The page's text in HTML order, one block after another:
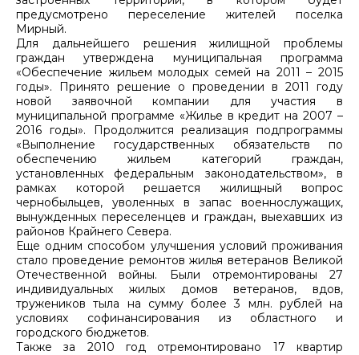
предусмотрено переселение жителей поселка
Мирный.
Для дальнейшего решения жилищной проблемы
граждан утверждена муниципальная программа
«Обеспечение жильем молодых семей на 2011 – 2015
годы». Принято решение о проведении в 2011 году
новой заявочной компании для участия в
муниципальной программе «Жилье в кредит на 2007 –
2016 годы». Продолжится реализация подпрограммы
«Выполнение государственных обязательств по
обеспечению жильем категорий граждан,
установленных федеральным законодательством», в
рамках которой решается жилищный вопрос
чернобыльцев, уволенных в запас военнослужащих,
вынужденных переселенцев и граждан, выехавших из
районов Крайнего Севера.
Еще одним способом улучшения условий проживания
стало проведение ремонтов жилья ветеранов Великой
Отечественной войны. Были отремонтированы 27
индивидуальных жилых домов ветеранов, вдов,
тружеников тыла на сумму более 3 млн. рублей на
условиях софинансирования из областного и
городского бюджетов.
Также за 2010 год отремонтировано 17 квартир